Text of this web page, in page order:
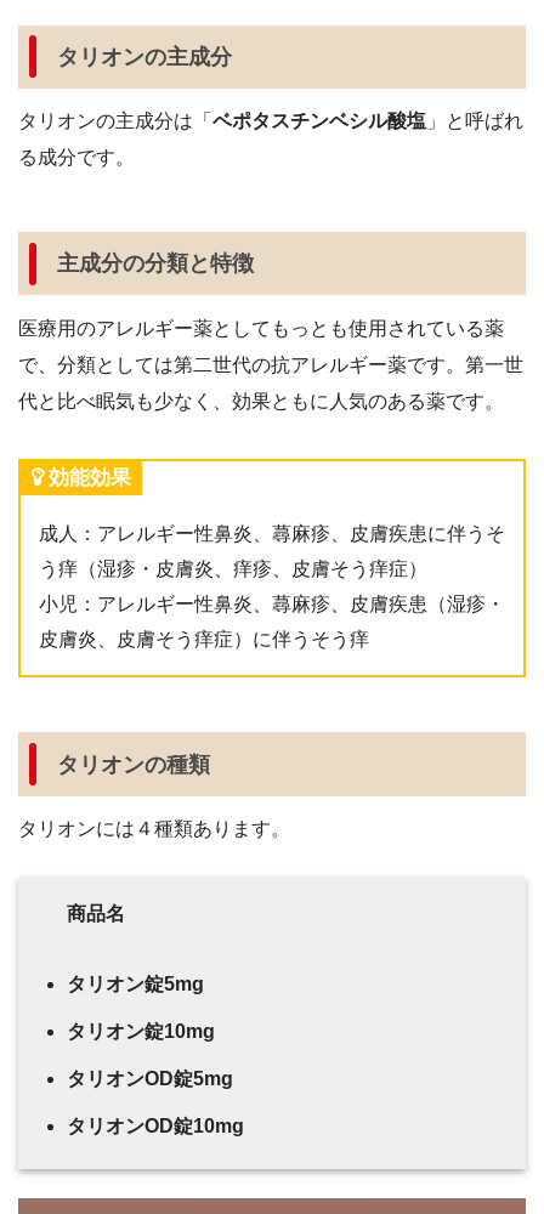
タリオンの主成分
タリオンの主成分は「 ベポタスチンベシル酸塩 」と呼ばれ
る成分です。
主成分の分類と特徴
医療用のアレルギー薬としてもっとも使用されている薬
で、分類としては第二世代の抗アレルギー薬です。第一世
代と比べ眠気も少なく、効果ともに人気のある薬です。
効能効果
成人：アレルギー性鼻炎、蕁麻疹、皮膚疾患に伴うそ
う痒（湿疹・皮膚炎、痒疹、皮膚そう痒症）
小児：アレルギー性鼻炎、蕁麻疹、皮膚疾患（湿疹・
皮膚炎、皮膚そう痒症）に伴うそう痒
タリオンの種類
タリオンには４種類あります。
商品名
タリオン錠5mg
タリオン錠10mg
タリオンOD錠5mg
タリオンOD錠10mg